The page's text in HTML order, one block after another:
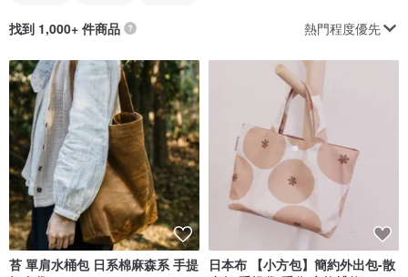
找到 1,000+ 件商品 熱門程度優先
苔 單肩水桶包 日系棉麻森系 手提
日本布 【小方包】簡約外出包-散